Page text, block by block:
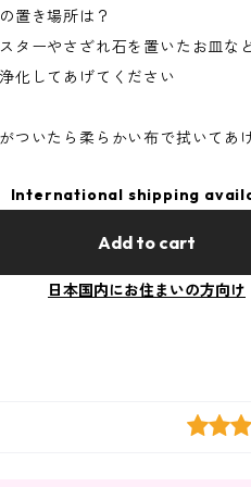
置き場所は？
ターやさざれ石を置いたお皿な
化してあげてください
ついたら柔らかい布で拭いてあ
International shipping
Add to cart
日本国内にお住まいの方向け